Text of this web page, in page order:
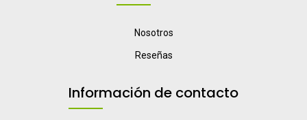
Nosotros
Reseñas
Información de contacto